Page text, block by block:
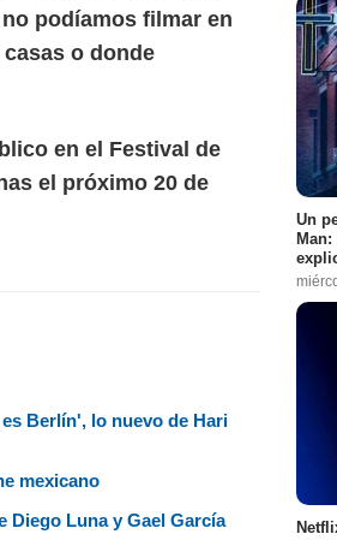
podíamos filmar en
o donde
en el Festival de
el próximo 20 de
Berlín', lo nuevo de Hari
mexicano
Diego Luna y Gael García
Un